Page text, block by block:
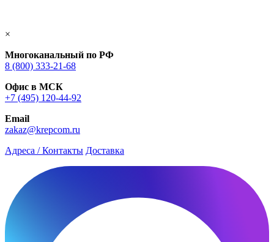
×
Многоканальный по РФ
8 (800) 333‑21-68
Офис в МСК
+7 (495) 120-44-92
Email
zakaz@krepcom.ru
Адреса / Контакты Доставка